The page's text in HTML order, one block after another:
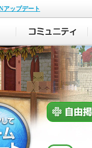
アップデート